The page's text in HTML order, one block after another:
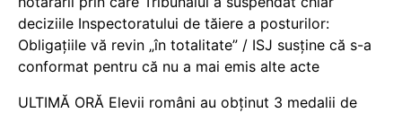
deciziile Inspectoratului de tăiere a posturilor:
Obligațiile vă revin „în totalitate” / ISJ susține că s-a
conformat pentru că nu a mai emis alte acte
ULTIMĂ ORĂ Elevii români au obținut 3 medalii de